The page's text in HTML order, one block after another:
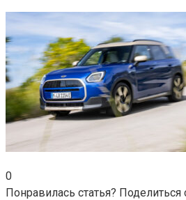
0
Понравилась статья? Поделиться